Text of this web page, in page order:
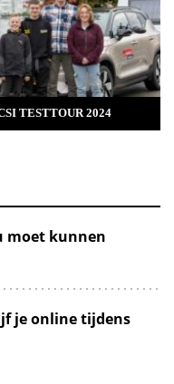
TESTTOUR 2024
moet kunnen
je online tijdens